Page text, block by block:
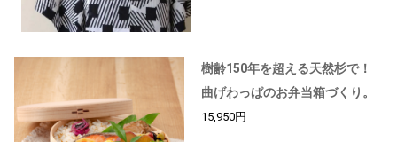
樹齢150年を超える天然杉で！
曲げわっぱのお弁当箱づくり。
15,950円